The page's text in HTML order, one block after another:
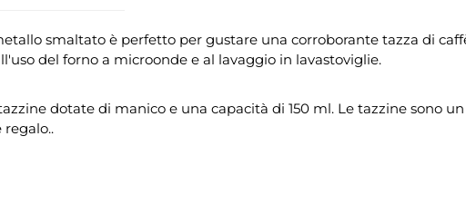
smaltato è perfetto per gustare una corroborante tazza di
del forno a microonde e al lavaggio in lavastoviglie.
dotate di manico e una capacità di 150 ml. Le tazzine sono